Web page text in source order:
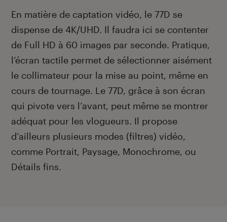
En matière de captation vidéo, le 77D se
dispense de 4K/UHD. Il faudra ici se contenter
de Full HD à 60 images par seconde. Pratique,
l’écran tactile permet de sélectionner aisément
le collimateur pour la mise au point, même en
cours de tournage. Le 77D, grâce à son écran
qui pivote vers l’avant, peut même se montrer
adéquat pour les vlogueurs. Il propose
d’ailleurs plusieurs modes (filtres) vidéo,
comme Portrait, Paysage, Monochrome, ou
Détails fins.